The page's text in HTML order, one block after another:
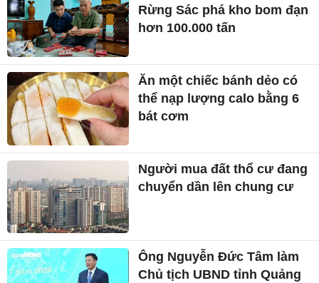
Rừng Sác phá kho bom đạn
hơn 100.000 tấn
Ăn một chiếc bánh dẻo có
thể nạp lượng calo bằng 6
bát cơm
Người mua đất thổ cư đang
chuyển dần lên chung cư
Ông Nguyễn Đức Tâm làm
Chủ tịch UBND tỉnh Quảng